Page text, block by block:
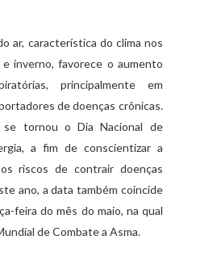
ar, característica do clima nos
inverno, favorece o aumento
principalmente em
de doenças crônicas.
tornou o Dia Nacional de
a fim de conscientizar a
riscos de contrair doenças
ano, a data também coincide
feira do mês do maio, na qual
de Combate a Asma.